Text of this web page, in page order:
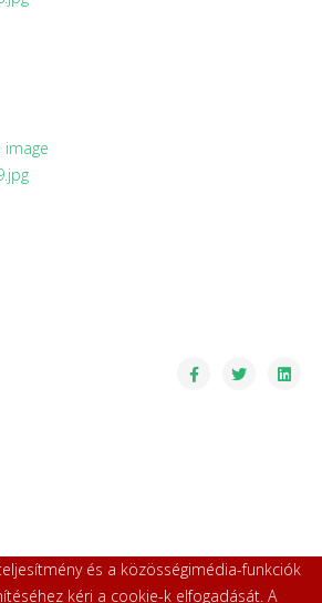
és a közösségimédia-funkciók
kéri a cookie-k elfogadását. A